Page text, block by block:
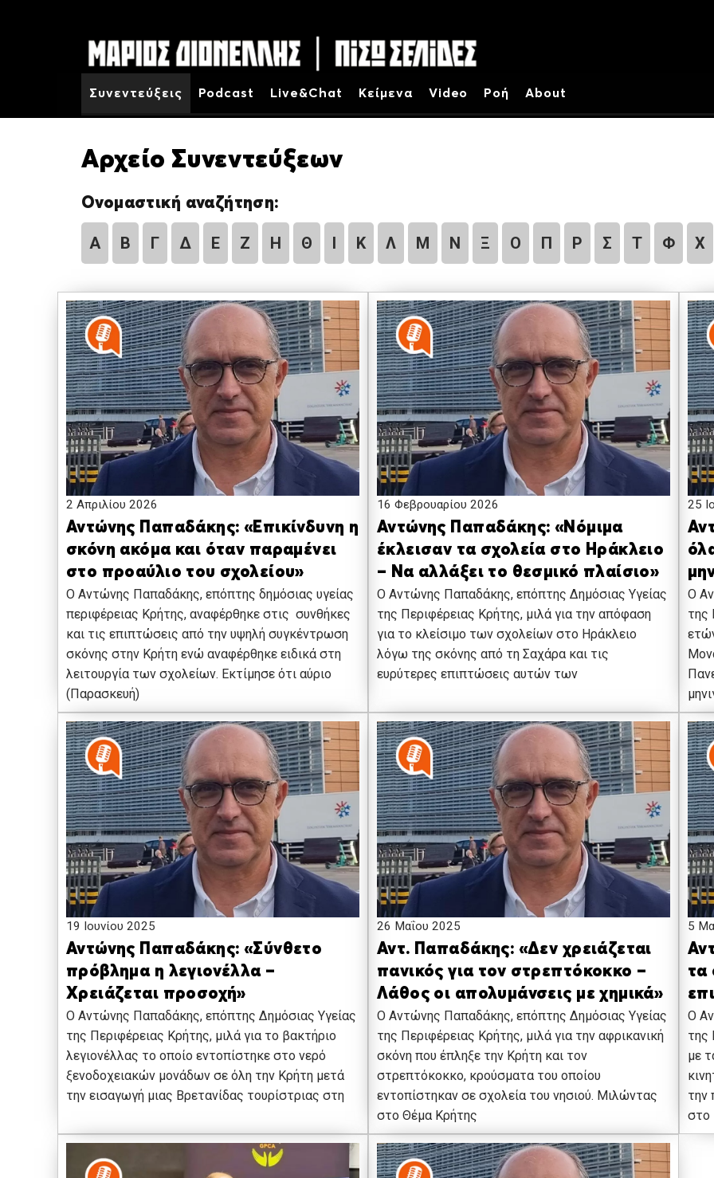
Συνεντεύξεις Podcast Live&Chat Κείμενα Video Ροή About
Αρχείο Συνεντεύξεων
Ονομαστική αναζήτηση:
Α Β Γ Δ Ε Ζ Η Θ Ι Κ Λ Μ Ν Ξ Ο Π Ρ Σ Τ Φ Χ
2 Απριλίου 2026
Αντώνης Παπαδάκης: «Επικίνδυνη η
σκόνη ακόμα και όταν παραμένει
στο προαύλιο του σχολείου»
Ο Αντώνης Παπαδάκης, επόπτης δημόσιας υγείας
περιφέρειας Κρήτης, αναφέρθηκε στις συνθήκες
και τις επιπτώσεις από την υψηλή συγκέντρωση
σκόνης στην Κρήτη ενώ αναφέρθηκε ειδικά στη
λειτουργία των σχολείων. Εκτίμησε ότι αύριο
(Παρασκευή)
16 Φεβρουαρίου 2026
Αντώνης Παπαδάκης: «Νόμιμα
έκλεισαν τα σχολεία στο Ηράκλειο
– Να αλλάξει το θεσμικό πλαίσιο»
Ο Αντώνης Παπαδάκης, επόπτης Δημόσιας Υγείας
της Περιφέρειας Κρήτης, μιλά για την απόφαση
για το κλείσιμο των σχολείων στο Ηράκλειο
λόγω της σκόνης από τη Σαχάρα και τις
ευρύτερες επιπτώσεις αυτών των
25
Ο
της
19 Ιουνίου 2025
Αντώνης Παπαδάκης: «Σύνθετο
πρόβλημα η λεγιονέλλα –
Χρειάζεται προσοχή»
Ο Αντώνης Παπαδάκης, επόπτης Δημόσιας Υγείας
της Περιφέρειας Κρήτης, μιλά για το βακτήριο
λεγιονέλλας το οποίο εντοπίστηκε στο νερό
ξενοδοχειακών μονάδων σε όλη την Κρήτη μετά
την εισαγωγή μιας Βρετανίδας τουρίστριας στη
26 Μαΐου 2025
Αντ. Παπαδάκης: «Δεν χρειάζεται
πανικός για τον στρεπτόκοκκο –
Λάθος οι απολυμάνσεις με χημικά»
Ο Αντώνης Παπαδάκης, επόπτης Δημόσιας Υγείας
της Περιφέρειας Κρήτης, μιλά για την αφρικανική
σκόνη που έπληξε την Κρήτη και τον
στρεπτόκοκκο, κρούσματα του οποίου
εντοπίστηκαν σε σχολεία του νησιού. Μιλώντας
στο Θέμα Κρήτης
5
τα
Ο
της
με
την
στο